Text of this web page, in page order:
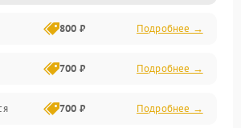
800 ₽ Подробнее →
700 ₽ Подробнее →
700 ₽ Подробнее →